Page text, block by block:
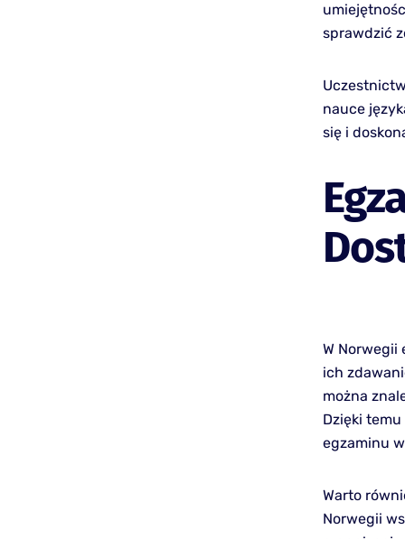
sprawdzić
nauce
się i
W Norwegii
ich
można
Dzięki
egzaminu
Warto
Norwegii